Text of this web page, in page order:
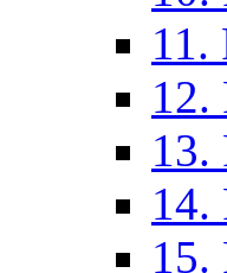
11.
12.
13.
14.
15.